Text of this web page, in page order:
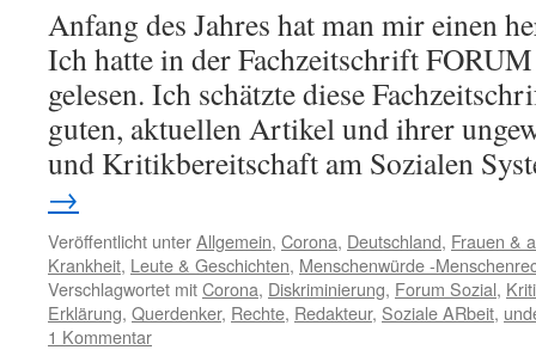
Anfang des Jahres hat man mir einen
Ich hatte in der Fachzeitschrift
gelesen. Ich schätzte diese
guten, aktuellen Artikel und ihrer
und Kritikbereitschaft am Sozialen
→
Veröffentlicht unterAllgemein, Corona, Deutschland, Frauen &
Krankheit, Leute & Geschichten, Menschenwürde -
Verschlagwortet mitCorona, Diskriminierung, Forum Sozial,
Erklärung, Querdenker, Rechte, Redakteur, Soziale ARbeit,
1 Kommentar